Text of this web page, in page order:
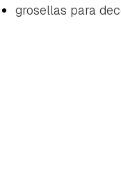
grosellas para